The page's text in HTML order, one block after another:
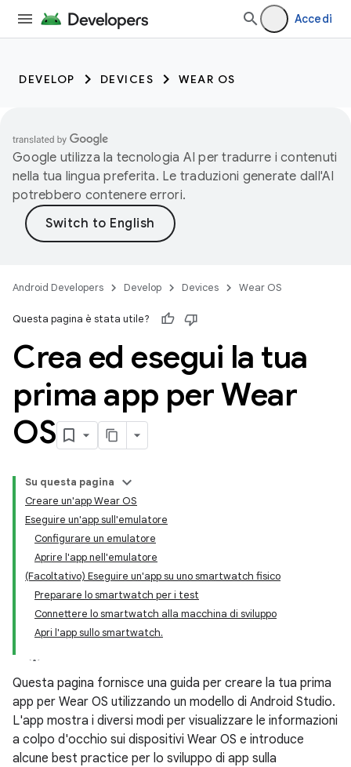
Accedi
DEVELOP DEVICES WEAR OS
Google utilizza la tecnologia AI per tradurre i contenuti
nella tua lingua preferita. Le traduzioni generate dall'AI
potrebbero contenere errori.
Android Developers Develop Devices Wear OS
Questa pagina è stata utile?
Crea ed esegui la tua
prima app per Wear
OS
Su questa pagina
Creare un'app Wear OS
Eseguire un'app sull'emulatore
Configurare un emulatore
Aprire l'app nell'emulatore
(Facoltativo) Eseguire un'app su uno smartwatch fisico
Preparare lo smartwatch per i test
Connettere lo smartwatch alla macchina di sviluppo
Apri l'app sullo smartwatch.
Questa pagina fornisce una guida per creare la tua prima
app per Wear OS utilizzando un modello di Android Studio.
L'app mostra i diversi modi per visualizzare le informazioni
a colpo d'occhio sui dispositivi Wear OS e introduce
alcune best practice per lo sviluppo di app sulla